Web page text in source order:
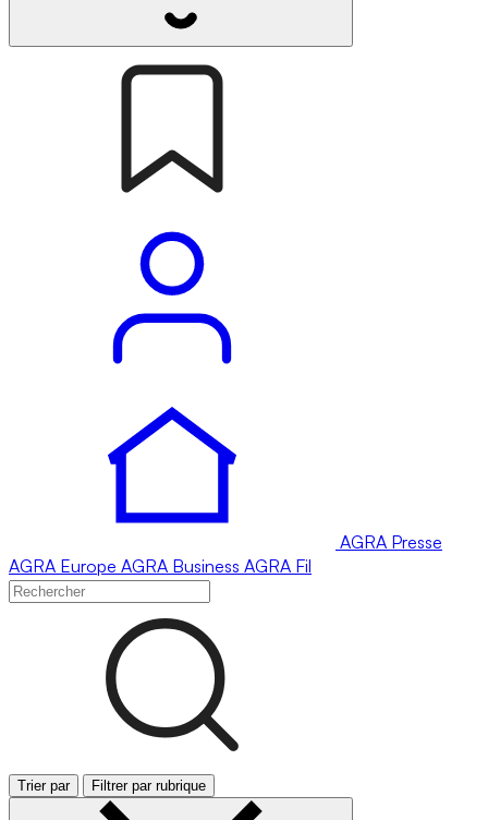
AGRA Presse
AGRA Europe AGRA Business AGRA Fil
Trier par Filtrer par rubrique